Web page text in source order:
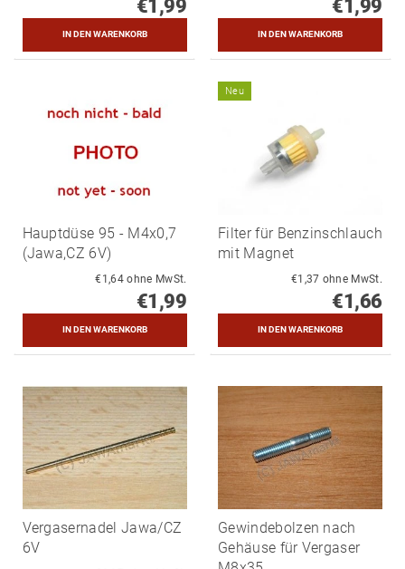
€1,99 €1,99
Hauptdüse 95 - M4x0,7
(Jawa,CZ 6V)
€1,64 ohne MwSt.
€1,99
Neu
Filter für Benzinschlauch
mit Magnet
€1,37 ohne MwSt.
€1,66
Vergasernadel Jawa/CZ
6V
Gewindebolzen nach
Gehäuse für Vergaser